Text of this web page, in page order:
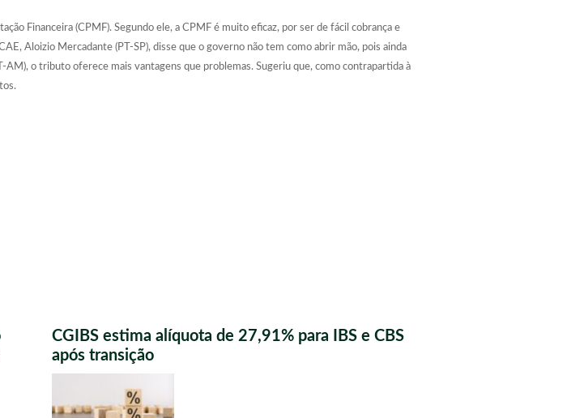
Financeira (CPMF). Segundo ele, a CPMF é muito eficaz, por ser de fácil cobrança e
Aloizio Mercadante (PT-SP), disse que o governo não tem como abrir mão, pois ainda
o tributo oferece mais vantagens que problemas. Sugeriu que, como contrapartida à
CGIBS estima alíquota de 27,91% para IBS e CBS
após transição